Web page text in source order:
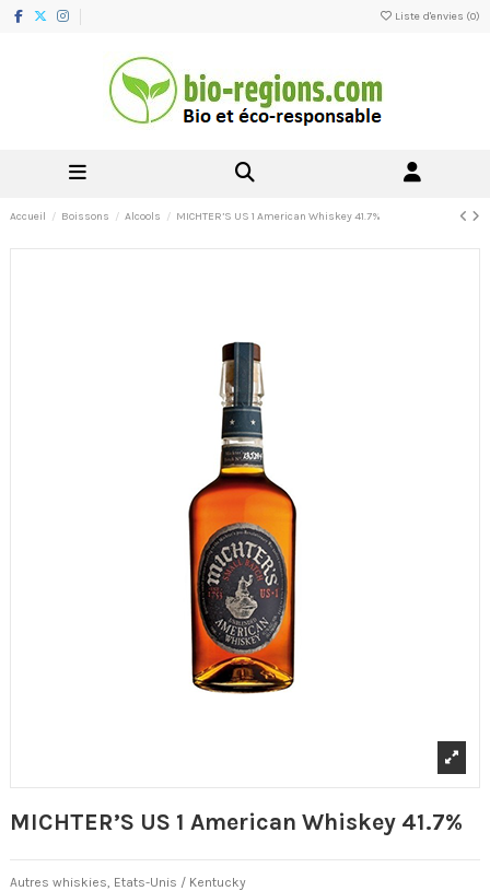
Liste d'envies (0)
Accueil Boissons Alcools MICHTER’S US 1 American Whiskey 41.7%
MICHTER’S US 1 American Whiskey 41.7%
Autres whiskies, Etats-Unis / Kentucky